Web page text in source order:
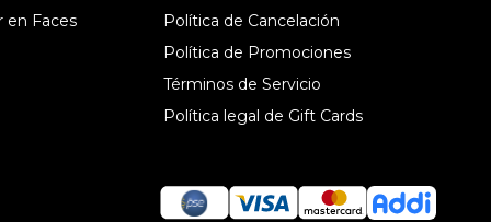
en Faces
Política de Cancelación
Política de Promociones
Términos de Servicio
Política legal de Gift Cards